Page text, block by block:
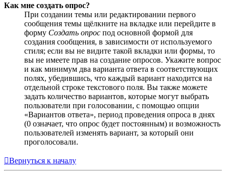
Как мне создать опрос?
При создании темы или редактировании первого
сообщения темы щёлкните на вкладке или перейдите в
форму Создать опрос под основной формой для
создания сообщения, в зависимости от используемого
стиля; если вы не видите такой вкладки или формы, то
вы не имеете прав на создание опросов. Укажите вопрос
и как минимум два варианта ответа в соответствующих
полях, убедившись, что каждый вариант находится на
отдельной строке текстового поля. Вы также можете
задать количество вариантов, которые могут выбрать
пользователи при голосовании, с помощью опции
«Вариантов ответа», период проведения опроса в днях
(0 означает, что опрос будет постоянным) и возможность
пользователей изменять вариант, за который они
проголосовали.
Вернуться к началу